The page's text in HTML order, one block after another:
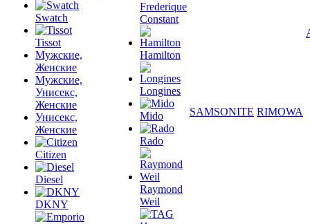
Swatch
Tissot
Мужские,
Женские
Мужские,
Унисекс,
Женские
Унисекс,
Женские
Citizen
Diesel
DKNY
Frederique
Constant
Hamilton
Longines
Mido
Rado
Raymond
Weil
SAMSONITE RIMOWA